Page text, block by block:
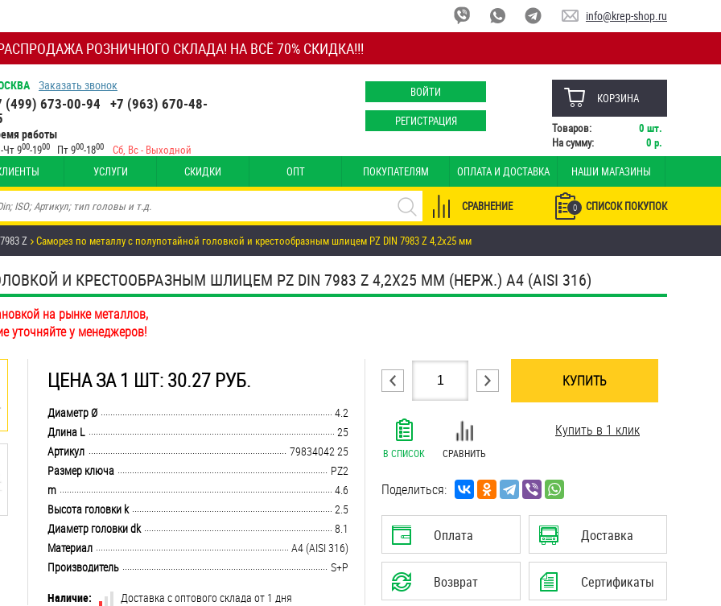
РОЗНИЧНОГО СКЛАДА! НА ВСЁ 70% СКИДКА!!!
info@krep-shop.ru
Заказать звонок
(499) 673-00-94 +7 (963) 670-48-
работы
Чт 900-1900 Пт 900-1800 Сб, Вс - Выходной
ВОЙТИ
РЕГИСТРАЦИЯ
КОРЗИНА
Товаров: 0 шт.
На сумму:
0 р.
УСЛУГИ СКИДКИ ОПТ ПОКУПАТЕЛЯМ ОПЛАТА И ДОСТАВКА НАШИ МАГАЗИНЫ
0 СПИСОК ПОКУПОК
СРАВНЕНИЕ
Z Саморез по металлу с полупотайной головкой и крестообразным шлицем PZ DIN 7983 Z 4,2х25 мм
И КРЕСТООБРАЗНЫМ ШЛИЦЕМ PZ DIN 7983 Z 4,2Х25 ММ (НЕРЖ.) A4 (AISI 316)
на рынке металлов,
уточняйте у менеджеров!
ЦЕНА ЗА 1 ШТ: 30.27 РУБ.
........................................................................................................................................................................................................
Диаметр Ø
4.2
........................................................................................................................................................................................................
Длина L
25
........................................................................................................................................................................................................
Артикул
79834042 25
........................................................................................................................................................................................................
Размер ключа
PZ2
........................................................................................................................................................................................................
m
4.6
........................................................................................................................................................................................................
Высота головки k
2.5
........................................................................................................................................................................................................
Диаметр головки dk
8.1
........................................................................................................................................................................................................
Материал
A4 (AISI 316)
........................................................................................................................................................................................................
Производитель
S+P
Наличие:
Доставка с оптового склада от 1 дня
КУПИТЬ
В СПИСОК СРАВНИТЬ
Купить в 1 клик
Поделиться:
Оплата Доставка
Возврат Сертификаты